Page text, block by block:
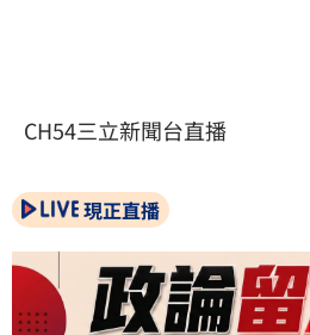
CH54三立新聞台直播
現正直播